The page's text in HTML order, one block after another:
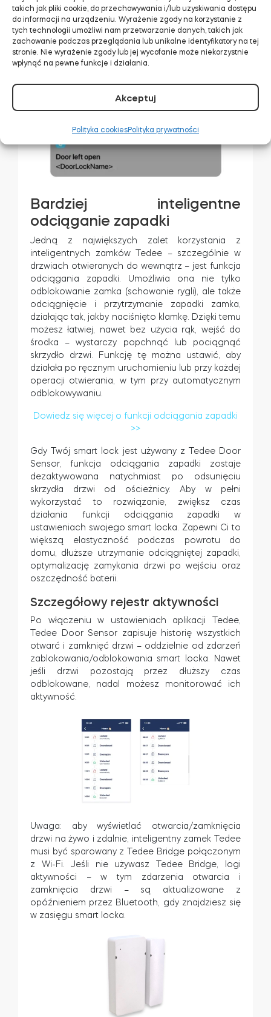
takich jak pliki cookie, do przechowywania i/lub uzyskiwania dostępu
do informacji na urządzeniu. Wyrażenie zgody na korzystanie z
tych technologii umożliwi nam przetwarzanie danych, takich jak
zachowanie podczas przeglądania lub unikalne identyfikatory na tej
stronie. Nie wyrażenie zgody lub jej wycofanie może niekorzystnie
wpłynąć na pewne funkcje i działania.
Akceptuj
Polityka cookiesPolityka prywatności
drzwi za pomocą aplikacji Tedee –
aplikacja wymusi przytrzymanie przycisku,
aby wysunąć rygiel, jeśli drzwi nie są
zamknięte.
wysyłane na urządzenie mobilne, jeśli drzwi
pozostają otwarte dłużej niż ustawiony limit
czasu.
Bardziej inteligentne
odciąganie zapadki
Jedną z największych zalet korzystania z
inteligentnych zamków Tedee – szczególnie w
drzwiach otwieranych do wewnątrz – jest funkcja
odciągania zapadki. Umożliwia ona nie tylko
odblokowanie zamka (schowanie rygli), ale także
odciągnięcie i przytrzymanie zapadki zamka,
działając tak, jakby naciśnięto klamkę. Dzięki temu
możesz łatwiej, nawet bez użycia rąk, wejść do
środka – wystarczy popchnąć lub pociągnąć
skrzydło drzwi. Funkcję tę można ustawić, aby
działała po ręcznym uruchomieniu lub przy każdej
operacji otwierania, w tym przy automatycznym
odblokowywaniu.
Dowiedz się więcej o funkcji odciągania zapadki
>>
Gdy Twój smart lock jest używany z Tedee Door
Sensor, funkcja odciągania zapadki zostaje
dezaktywowana natychmiast po odsunięciu
skrzydła drzwi od ościeżnicy. Aby w pełni
wykorzystać to rozwiązanie, zwiększ czas
działania funkcji odciągania zapadki w
ustawieniach swojego smart locka. Zapewni Ci to
większą elastyczność podczas powrotu do
domu, dłuższe utrzymanie odciągniętej zapadki,
optymalizację zamykania drzwi po wejściu oraz
oszczędność baterii.
Szczegółowy rejestr aktywności
Po włączeniu w ustawieniach aplikacji Tedee,
Tedee Door Sensor zapisuje historię wszystkich
otwarć i zamknięć drzwi – oddzielnie od zdarzeń
zablokowania/odblokowania smart locka. Nawet
jeśli drzwi pozostają przez dłuższy czas
odblokowane, nadal możesz monitorować ich
aktywność.
Uwaga: aby wyświetlać otwarcia/zamknięcia
drzwi na żywo i zdalnie, inteligentny zamek Tedee
musi być sparowany z Tedee Bridge połączonym
z Wi-Fi. Jeśli nie używasz Tedee Bridge, logi
aktywności – w tym zdarzenia otwarcia i
zamknięcia drzwi – są aktualizowane z
opóźnieniem przez Bluetooth, gdy znajdziesz się
w zasięgu smart locka.